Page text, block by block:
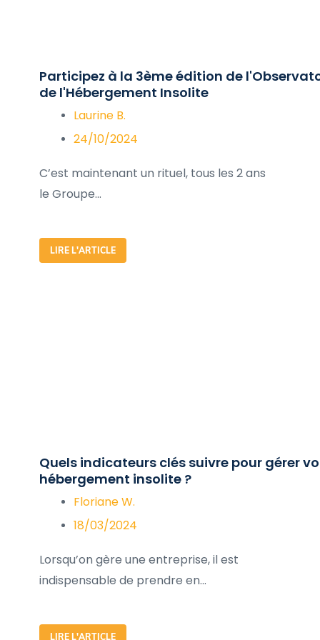
Participez à la 3ème édition de
de l'Hébergement Insolite
Laurine B.
24/10/2024
C’est maintenant un rituel, tous les 2 ans
le Groupe...
LIRE L'ARTICLE
Quels indicateurs clés suivre pour gérer
hébergement insolite ?
Floriane W.
18/03/2024
Lorsqu’on gère une entreprise, il est
indispensable de prendre en...
LIRE L'ARTICLE